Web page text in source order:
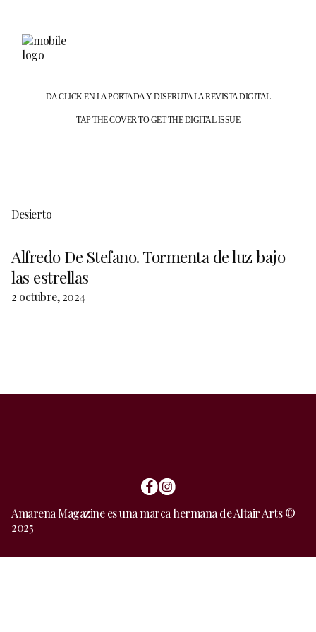
DA CLICK EN LA PORTADA Y DISFRUTA LA REVISTA DIGITAL
TAP THE COVER TO GET THE DIGITAL ISSUE
Desierto
Alfredo De Stefano. Tormenta de luz bajo
las estrellas
2 octubre, 2024
Amarena Magazine es una marca hermana de Altair Arts ©
2025